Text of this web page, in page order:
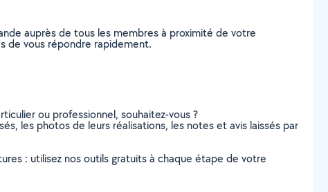
auprès de tous les membres à proximité de votre
de vous répondre rapidement.
ou professionnel, souhaitez-vous ?
les photos de leurs réalisations, les notes et avis laissés par
: utilisez nos outils gratuits à chaque étape de votre